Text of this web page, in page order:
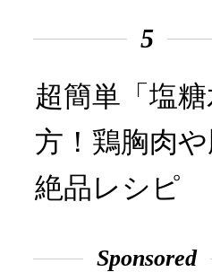
5
超簡単「塩
方！鶏胸肉
絶品レシピ
Sponsored